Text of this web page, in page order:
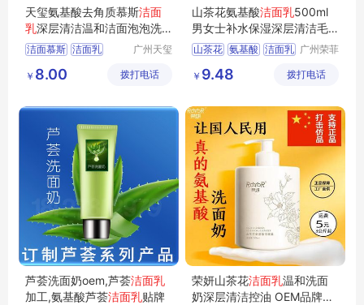
天玺氨基酸去角质慕斯洁面
乳深层清洁温和洁面泡泡洗
面奶OEM代工
洁面慕斯 洁面乳
洁面乳OEM
广州天玺
有限公司
￥ 8.00 拨打电话
山茶花氨基酸洁面乳500ml
男女士补水保湿深层清洁毛
孔洗面奶批发
山茶花 氨基酸 洁面乳 广州荣菲
有限公司
￥ 9.48 拨打电话
芦荟洗面奶oem,芦荟洁面乳
加工,氨基酸芦荟洁面乳贴牌
荣妍山茶花洁面乳温和洗面
奶深层清洁控油 OEM品牌定